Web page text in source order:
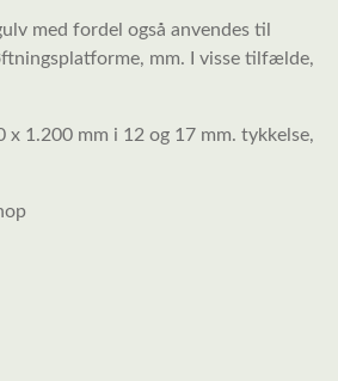
med fordel også anvendes til
mm. I visse tilfælde,
1.200 mm i 12 og 17 mm. tykkelse,